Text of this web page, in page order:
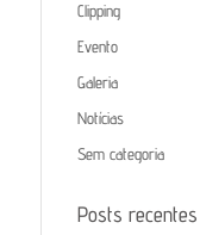
Clipping
Evento
Galeria
Notícias
Sem categoria
Posts recentes